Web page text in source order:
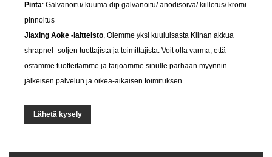
Pinta: Galvanoitu/ kuuma dip galvanoitu/ anodisoiva/ kiillotus/ kromi
pinnoitus
Jiaxing Aoke -laitteisto, Olemme yksi kuuluisasta Kiinan akkua
shrapnel -soljen tuottajista ja toimittajista. Voit olla varma, että
ostamme tuotteitamme ja tarjoamme sinulle parhaan myynnin
jälkeisen palvelun ja oikea-aikaisen toimituksen.
Lähetä kysely